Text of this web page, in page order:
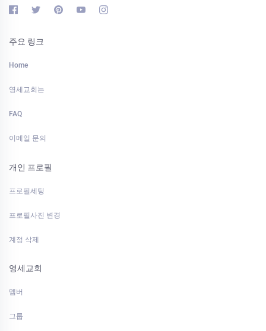
주요 링크
Home
영세교회는
FAQ
이메일 문의
개인 프로필
프로필세팅
프로필사진 변경
계정 삭제
영세교회
멤버
그룹